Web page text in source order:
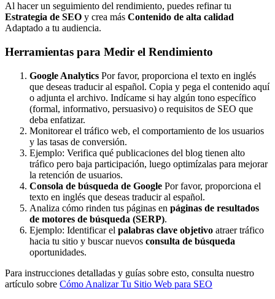
Al hacer un seguimiento del rendimiento, puedes refinar tu
Estrategia de SEO y crea más Contenido de alta calidad
Adaptado a tu audiencia.
Herramientas para Medir el Rendimiento
Google Analytics Por favor, proporciona el texto en inglés
que deseas traducir al español. Copia y pega el contenido aquí
o adjunta el archivo. Indícame si hay algún tono específico
(formal, informativo, persuasivo) o requisitos de SEO que
deba enfatizar.
Monitorear el tráfico web, el comportamiento de los usuarios
y las tasas de conversión.
Ejemplo: Verifica qué publicaciones del blog tienen alto
tráfico pero baja participación, luego optimízalas para mejorar
la retención de usuarios.
Consola de búsqueda de Google Por favor, proporciona el
texto en inglés que deseas traducir al español.
Analiza cómo rinden tus páginas en páginas de resultados
de motores de búsqueda (SERP).
Ejemplo: Identificar el palabras clave objetivo atraer tráfico
hacia tu sitio y buscar nuevos consulta de búsqueda
oportunidades.
Para instrucciones detalladas y guías sobre esto, consulta nuestro
artículo sobre Cómo Analizar Tu Sitio Web para SEO